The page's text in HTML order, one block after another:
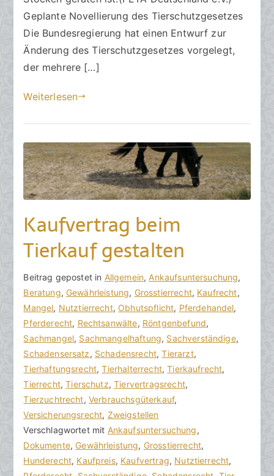
ä
l
t
e
i
c
h
t
a
2
.
M
a
i
2
2
5
im
Tierrecht
2025
Geplante Novellierung des Tierschutzgesetzes
Die Bundesregierung hat einen Entwurf zur
Änderung des Tierschutzgesetzes vorgelegt,
der mehrere […]
Weiterlesen
Kaufvertrag beim
Tierkauf gestalten
V
o
n
h
o
r
a
k
R
e
c
h
t
B
e
i
t
r
a
g
v
e
r
ö
f
f
Beitrag gepostet in Allgemein, Ankaufsuntersuchung,
Beratung, Gewährleistung, Grosstierrecht, Kaufrecht,
Mangel, Nutztierrecht, Obhutspflicht, Pferdehandel,
Pferderecht, Rechtsanwälte, Röntgenbefund,
Sachmangel, Sachmangelhaftung, Sachverständige,
Schadensersatz, Schadensrecht,Tierarzt,
Tierhaftungsrecht,Tierhalterrecht,Tierkaufrecht,
Tierrecht,Tierschutz,Tiervertragsrecht,
Tierzuchtrecht, Verbrauchsgüterkauf,
Versicherungsrecht, Zweigstellen
Verschlagwortet mit Ankaufsuntersuchung,
Dokumente, Gewährleistung, Grosstierrecht,
Hunderecht, Kaufpreis, Kaufvertrag, Nutztierrecht,
K
e
i
n
e
K
o
m
m
e
n
t
a